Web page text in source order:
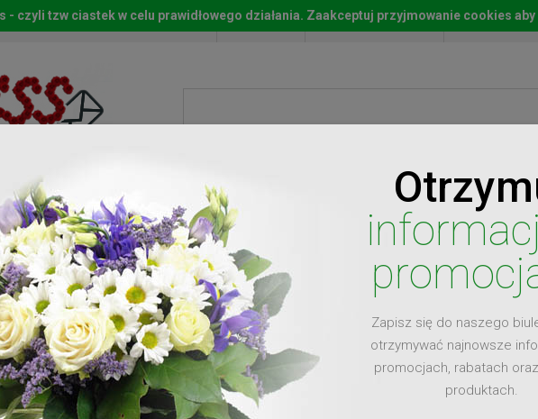
Start Moje konto Lista
Kwiaty
dla
Zapisz się do naszego
otrzymywać najnowsze
promocjach, rabatach
produktach.
- czyli tzw ciastek w celu prawidłowego działania. Zaakceptuj przyjmowanie cookies